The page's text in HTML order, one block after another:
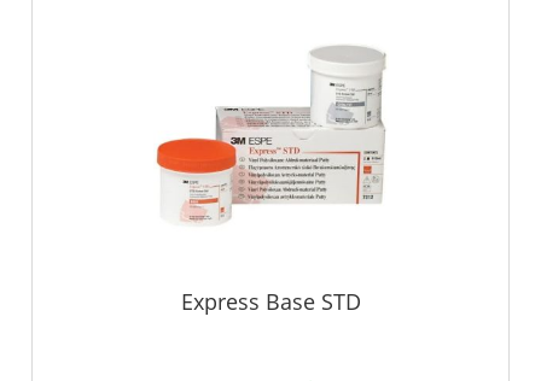
Express Base STD